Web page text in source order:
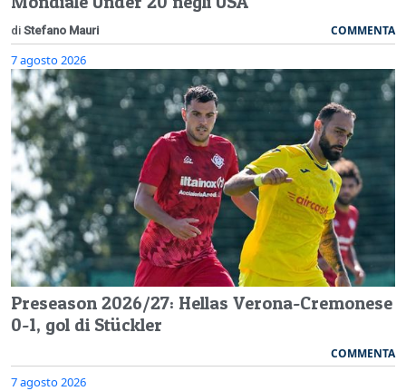
di Stefano Mauri COMMENTA
7 agosto 2026
Preseason 2026/27: Hellas Verona-Cremonese
0-1, gol di Stückler
COMMENTA
7 agosto 2026